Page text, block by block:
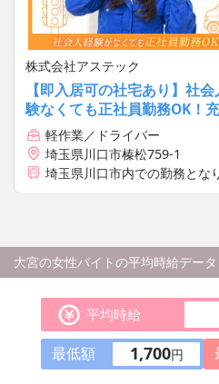
株式会社アステック
【即入居可の社宅あり】社
験なくても正社員勤務OK！
た研修制度あり♪車での通勤も
◎
軽作業／ドライバー
埼玉県川口市榛松759-1
埼玉県川口市内での勤務とな
大宮の女性バイトの平均時給データ
平均時給
最低額 1,700円